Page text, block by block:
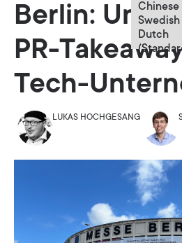
Chinese
Swedish
Dutch
Berlin:
PR-
Tech-
LUKAS HOCHGESANG